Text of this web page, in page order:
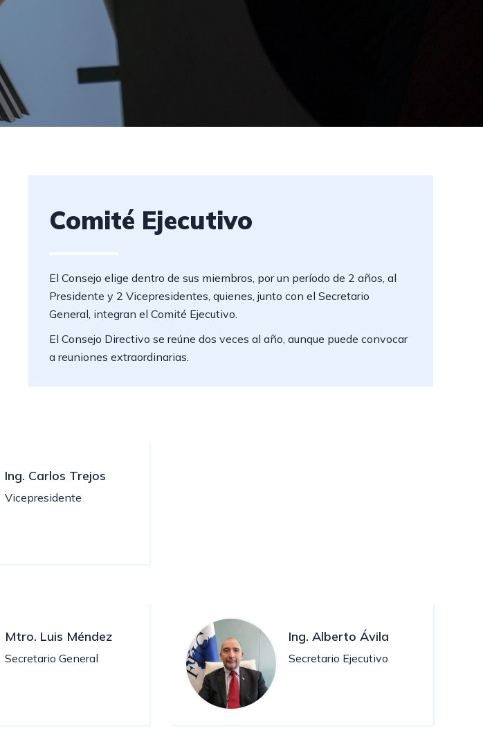
Comité Ejecutivo
El Consejo elige dentro de sus miembros, por un período de 2 años, al
Presidente y 2 Vicepresidentes, quienes, junto con el Secretario
General, integran el Comité Ejecutivo.
El Consejo Directivo se reúne dos veces al año, aunque puede convocar
a reuniones extraordinarias.
Ing. Carlos Trejos
Vicepresidente
Mtro. Luis Méndez
Secretario General
Ing. Alberto Ávila
Secretario Ejecutivo